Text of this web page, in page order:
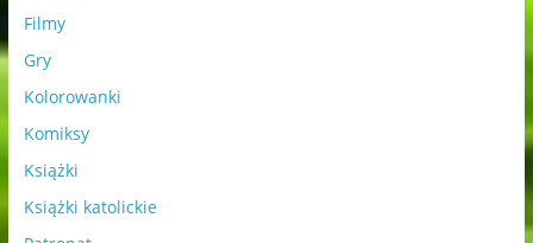
Filmy
Gry
Kolorowanki
Komiksy
Książki
Książki katolickie